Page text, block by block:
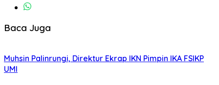
Baca Juga
Muhsin Palinrungi, Direktur Ekrap IKN Pimpin IKA FSIKP
UMI